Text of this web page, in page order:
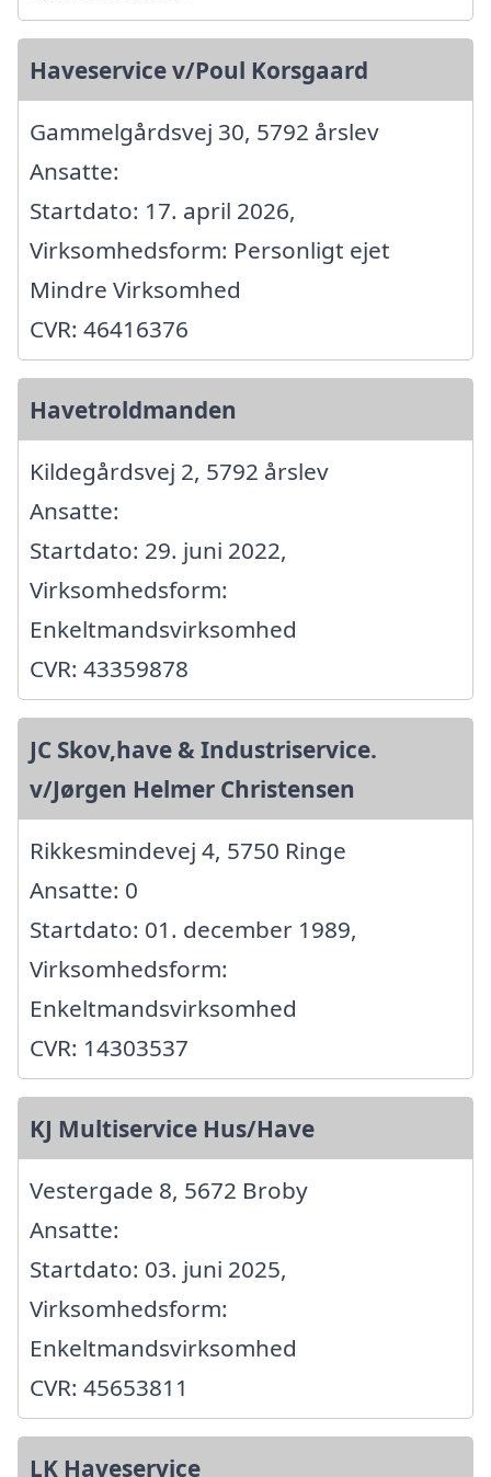
Haveservice v/Poul Korsgaard
Gammelgårdsvej 30, 5792 årslev
Ansatte:
Startdato: 17. april 2026,
Virksomhedsform: Personligt ejet
Mindre Virksomhed
CVR: 46416376
Havetroldmanden
Kildegårdsvej 2, 5792 årslev
Ansatte:
Startdato: 29. juni 2022,
Virksomhedsform:
Enkeltmandsvirksomhed
CVR: 43359878
JC Skov,have & Industriservice.
v/Jørgen Helmer Christensen
Rikkesmindevej 4, 5750 Ringe
Ansatte: 0
Startdato: 01. december 1989,
Virksomhedsform:
Enkeltmandsvirksomhed
CVR: 14303537
KJ Multiservice Hus/Have
Vestergade 8, 5672 Broby
Ansatte:
Startdato: 03. juni 2025,
Virksomhedsform:
Enkeltmandsvirksomhed
CVR: 45653811
LK Haveservice